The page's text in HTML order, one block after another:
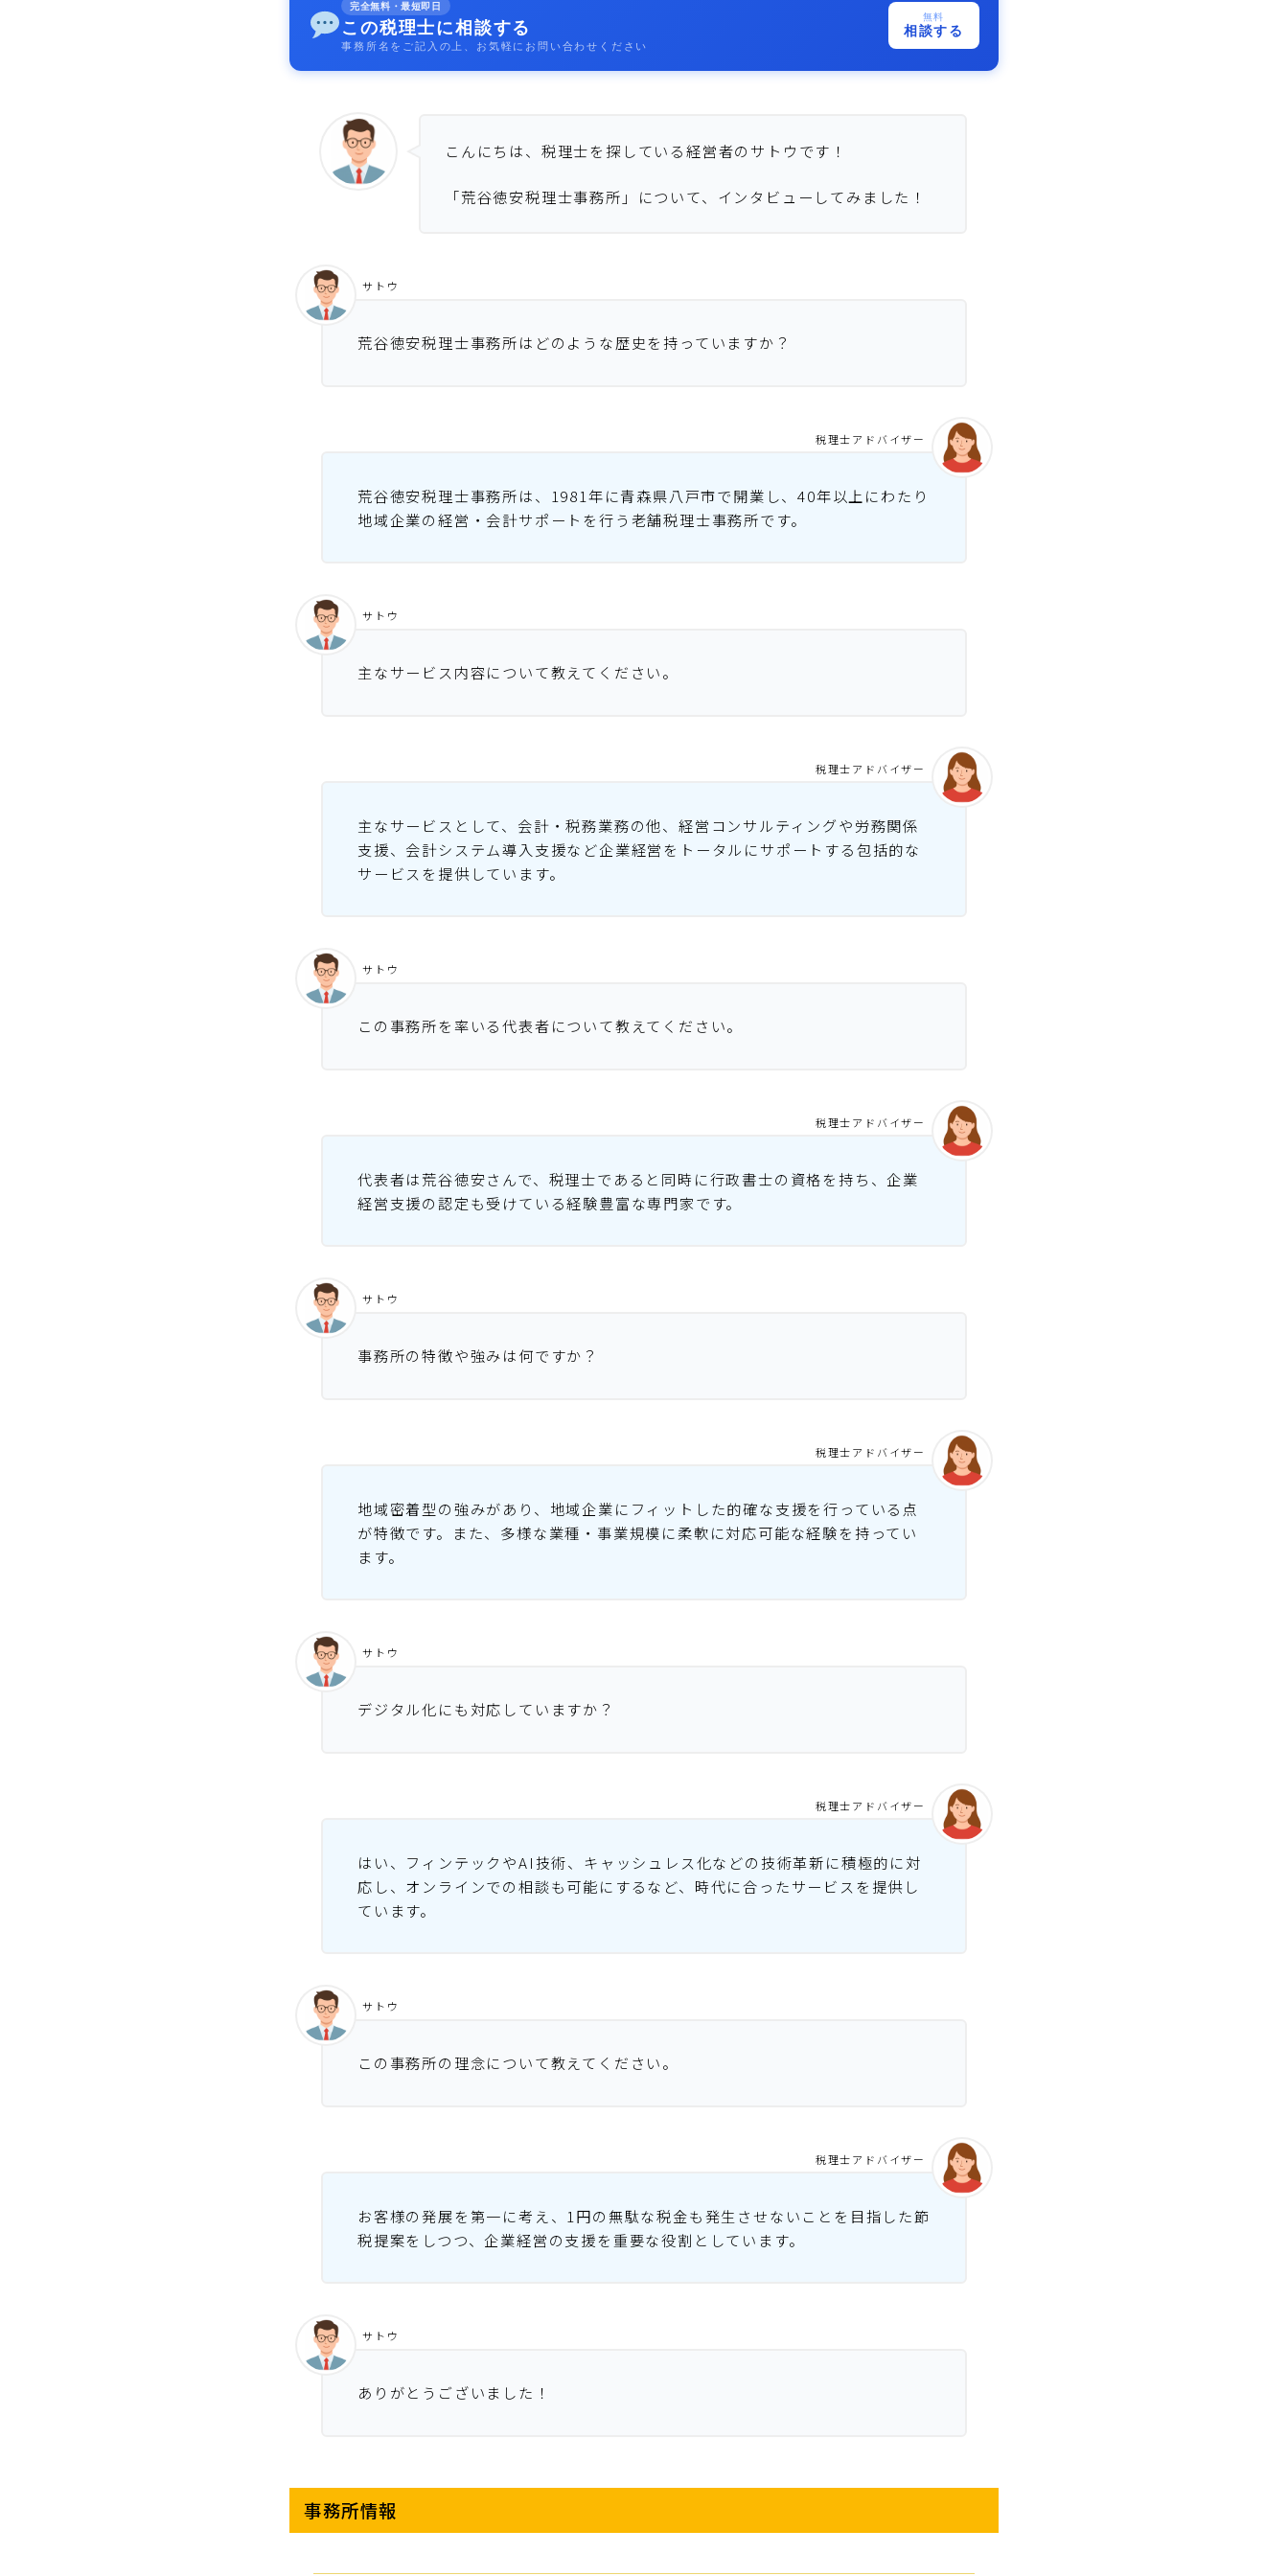
完全無料・最短即日
この税理士に相談する
事務所名をご記入の上、お気軽にお問い合わせください
無料
相談する
こんにちは、税理士を探している経営者のサトウです！
「荒谷徳安税理士事務所」について、インタビューしてみました！
荒谷徳安税理士事務所はどのような歴史を持っていますか？
サトウ
荒谷徳安税理士事務所は、1981年に青森県八戸市で開業し、40年以上にわたり
地域企業の経営・会計サポートを行う老舗税理士事務所です。
税理士アドバイザー
主なサービス内容について教えてください。
サトウ
主なサービスとして、会計・税務業務の他、経営コンサルティングや労務関係
支援、会計システム導入支援など企業経営をトータルにサポートする包括的な
サービスを提供しています。
税理士アドバイザー
この事務所を率いる代表者について教えてください。
サトウ
代表者は荒谷徳安さんで、税理士であると同時に行政書士の資格を持ち、企業
経営支援の認定も受けている経験豊富な専門家です。
税理士アドバイザー
事務所の特徴や強みは何ですか？
サトウ
地域密着型の強みがあり、地域企業にフィットした的確な支援を行っている点
が特徴です。また、多様な業種・事業規模に柔軟に対応可能な経験を持ってい
ます。
税理士アドバイザー
デジタル化にも対応していますか？
サトウ
はい、フィンテックやAI技術、キャッシュレス化などの技術革新に積極的に対
応し、オンラインでの相談も可能にするなど、時代に合ったサービスを提供し
ています。
税理士アドバイザー
この事務所の理念について教えてください。
サトウ
お客様の発展を第一に考え、1円の無駄な税金も発生させないことを目指した節
税提案をしつつ、企業経営の支援を重要な役割としています。
税理士アドバイザー
ありがとうございました！
サトウ
事務所情報